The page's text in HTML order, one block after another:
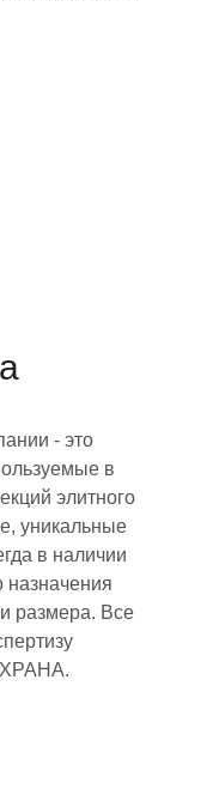
- это
в
элитного
уникальные
в наличии
назначения
размера. Все